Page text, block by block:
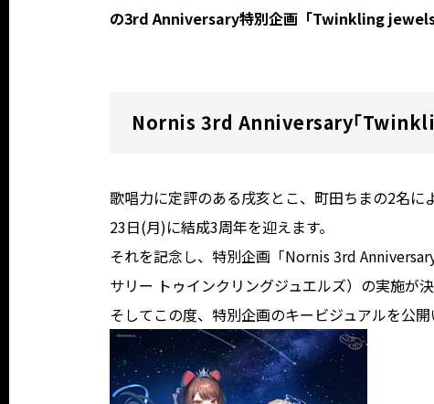
の3rd Anniversary特別企画「Twinkling jewels
Nornis 3rd Anniversary「
歌唱力に定評のある戌亥とこ、町田ちまの2名
23日(月)に結成3周年を迎えます。
それを記念し、特別企画「Nornis 3rd
サリー トゥインクリングジュエルズ）の実施が
そしてこの度、特別企画のキービジュアルを公開